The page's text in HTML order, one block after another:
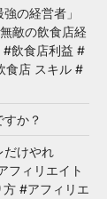
の経営者」
敵の飲食店経
#飲食店利益 #
食店 スキル #
か？
だけやれ
フィリエイト
#アフィリエ